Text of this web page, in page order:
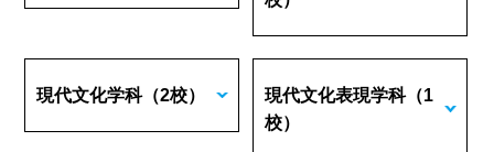
現代文化学科（2校） 現代文化表現学科（1
校）